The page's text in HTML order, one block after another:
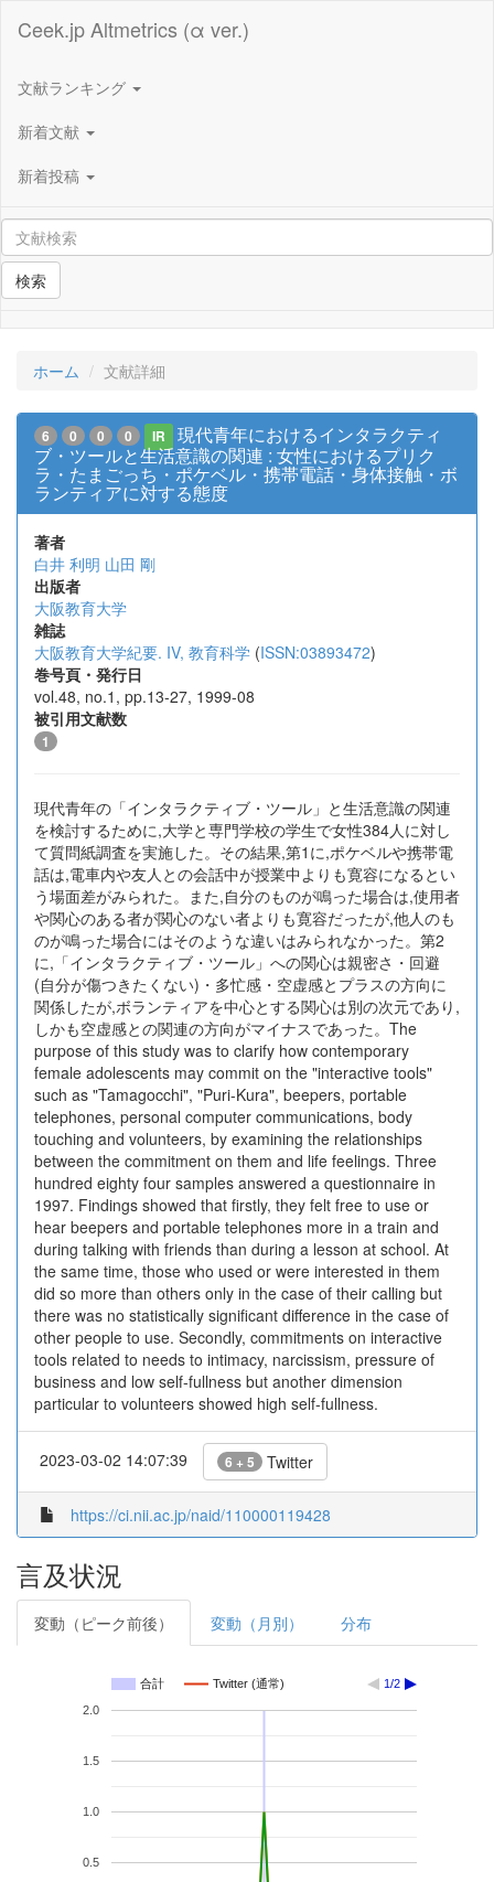
Ceek.jp Altmetrics (α ver.)
文献ランキング
新着文献
新着投稿
検索
ホーム 文献詳細
6 0 0 0 IR
現代青年におけるインタラクティ
ブ・ツールと生活意識の関連 : 女性におけるプリク
ラ・たまごっち・ポケベル・携帯電話・身体接触・ボ
ランティアに対する態度
著者
白井 利明 山田 剛
出版者
大阪教育大学
雑誌
大阪教育大学紀要. IV, 教育科学 (ISSN:03893472)
巻号頁・発行日
vol.48, no.1, pp.13-27, 1999-08
被引用文献数
1
現代青年の「インタラクティブ・ツール」と生活意識の関連
を検討するために,大学と専門学校の学生で女性384人に対し
て質問紙調査を実施した。その結果,第1に,ポケベルや携帯電
話は,電車内や友人との会話中が授業中よりも寛容になるとい
う場面差がみられた。また,自分のものが鳴った場合は,使用者
や関心のある者が関心のない者よりも寛容だったが,他人のも
のが鳴った場合にはそのような違いはみられなかった。第2
に,「インタラクティブ・ツール」への関心は親密さ・回避
(自分が傷つきたくない)・多忙感・空虚感とプラスの方向に
関係したが,ボランティアを中心とする関心は別の次元であり,
しかも空虚感との関連の方向がマイナスであった。The
purpose of this study was to clarify how contemporary
female adolescents may commit on the "interactive tools"
such as "Tamagocchi", "Puri-Kura", beepers, portable
telephones, personal computer communications, body
touching and volunteers, by examining the relationships
between the commitment on them and life feelings. Three
hundred eighty four samples answered a questionnaire in
1997. Findings showed that firstly, they felt free to use or
hear beepers and portable telephones more in a train and
during talking with friends than during a lesson at school. At
the same time, those who used or were interested in them
did so more than others only in the case of their calling but
there was no statistically significant difference in the case of
other people to use. Secondly, commitments on interactive
tools related to needs to intimacy, narcissism, pressure of
business and low self-fullness but another dimension
particular to volunteers showed high self-fullness.
2023-03-02 14:07:39 6 + 5 Twitter
https://ci.nii.ac.jp/naid/110000119428
言及状況
変動（ピーク前後） 変動（月別） 分布
合計 Twitter (通常) 1/2
0.5
1.0
1.5
2.0